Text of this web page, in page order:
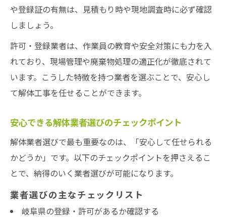
や登録証の有無は、見積もり時や現地調査時に必ず確認
しましょう。
許可・登録業者は、作業員の教育や安全対策にも力を入
れており、現場管理や廃棄物処理の適正化が徹底されて
います。こうした特徴を持つ業者を選ぶことで、安心し
て解体工事を任せることができます。
安心できる解体業者選びのチェックポイント
解体業者選びで最も重要なのは、「安心して任せられる
かどうか」です。以下のチェックポイントを押さえるこ
とで、納得のいく業者選びが可能になります。
業者選びの主なチェックリスト
岐阜県の登録・許可があるか確認する